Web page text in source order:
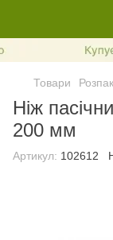
Товари
Ніж
200 мм
Артикул: 102612